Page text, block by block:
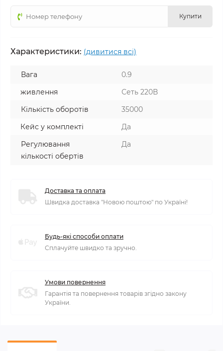
Купити
Характеристики: (дивитися всі)
Вага
0.9
живлення
Сеть 220В
Кількість оборотів
35000
Кейс у комплекті
Да
Регулювання
кількості обертів
Да
Доставка та оплата
Швидка доставка "Новою поштою" по Україні!
Будь-які способи оплати
Сплачуйте швидко та зручно.
Умови повернення
Гарантія та повернення товарів згідно закону
України.